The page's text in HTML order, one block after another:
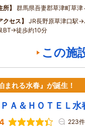
所
群馬県吾妻郡草津町草津
クセス
JR長野原草津口駅
BT→徒歩約10分
この施
れる水春』が誕生！
ＰＡ＆ＨＯＴＥＬ
223件